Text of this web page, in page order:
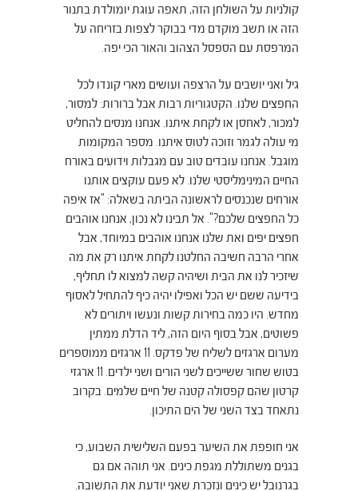
קולניות על השולחן הזה, תאפה עוגת יומולדת בתנור
הזה או תשב מוקדם מדי בבוקר לצפות בזריחה על
המרפסת עם הספסל הצהוב והאור הכי יפה.
גיל ואני יושבים על הרצפה ועושים מארי קונדו לכל
החפצים שלנו. הקטגוריות רבות אבל ברורות: למסור,
למכור, לאחסן או לקחת איתנו. אנחנו מנסים להחליט
מי עולה לגמר וזוכה לטוס איתנו. מספר המקומות
מוגבל. אנחנו עובדים טוב עם מגבלות וידועים באורח
החיים המינימליסטי שלנו. לא פעם עוקצים אותנו
אורחים שנכנסים לראשונה הביתה בשאלה: "אז איפה
כל החפצים שלכם?". אל תבינו לא נכון, אנחנו אוהבים
חפצים יפים ואת שלנו אנחנו אוהבים במיוחד, אבל
אחרי הרבה חשיבה החלטנו לקחת איתנו רק את מה
שיזכיר לנו את הבית ושיהיה קשה למצוא לו תחליף,
בידיעה ששם יש הכל ואפילו יהיה כיף להתחיל לאסוף
מחדש. היו כמה בחירות קשות ונעשו ויתורים לא
פשוטים, אבל בסוף היום הזה, ליד הדלת ממתין
מערום ארגזים לשליח של פדקס. 11 ארגזים ממוספרים
בטוש שחור ששייכים לשני הורים ושני ילדים. 11 ארגזי
קרטון שהם קפסולה קטנה של חיים שלמים. בקרוב
נתאחד בצד השני של הים התיכון.
אני חופפת את השיער בפעם השלישית השבוע, כי
בגנים משתוללת מגפת כינים. אני תוהה אם גם
בגרנובל יש כינים ונזכרת שאני יודעת את התשובה.